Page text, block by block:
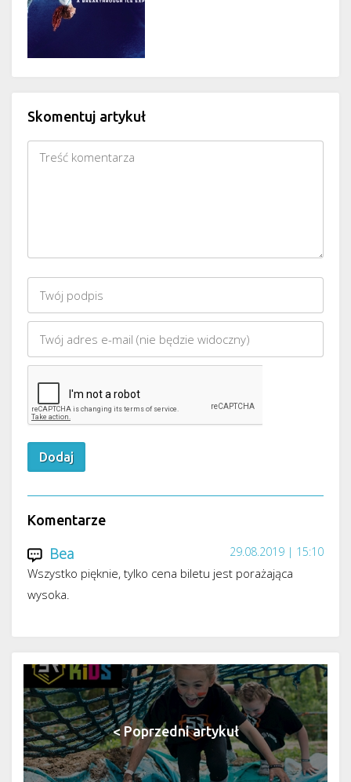
Skomentuj artykuł
Komentarze
Bea 29.08.2019 | 15:10
Wszystko pięknie, tylko cena biletu jest porażająca
wysoka.
< Poprzedni artykuł